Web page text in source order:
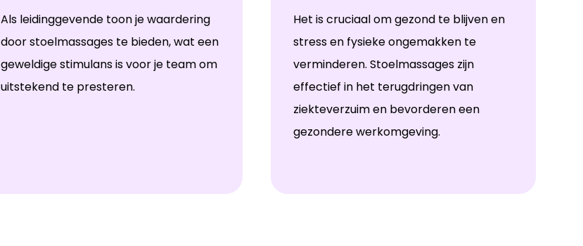
Als leidinggevende toon je waardering
door stoelmassages te bieden, wat een
geweldige stimulans is voor je team om
uitstekend te presteren.
Het is cruciaal om gezond te blijven en
stress en fysieke ongemakken te
verminderen. Stoelmassages zijn
effectief in het terugdringen van
ziekteverzuim en bevorderen een
gezondere werkomgeving.